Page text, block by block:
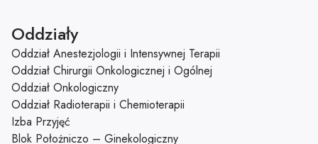
Oddziały
Oddział Anestezjologii i Intensywnej Terapii
Oddział Chirurgii Onkologicznej i Ogólnej
Oddział Onkologiczny
Oddział Radioterapii i Chemioterapii
Izba Przyjęć
Blok Położniczo – Ginekologiczny